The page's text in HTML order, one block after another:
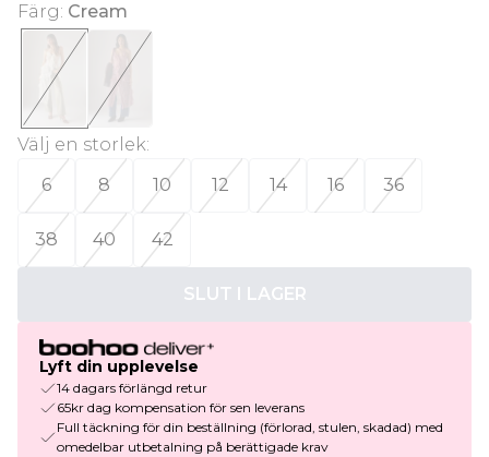
Färg: Cream
Välj en storlek:
6
8 10 12 14 16 36
38 40 42
SLUT I LAGER
Lyft din upplevelse
14 dagars förlängd retur
65kr dag kompensation för sen leverans
Full täckning för din beställning (förlorad, stulen, skadad) med
omedelbar utbetalning på berättigade krav